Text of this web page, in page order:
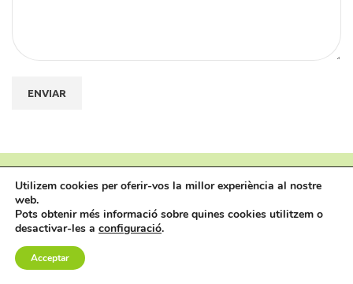
Utilizem cookies per oferir-vos la millor experiència al nostre
web.
Pots obtenir més informació sobre quines cookies utilitzem o
desactivar-les a configuració.
Acceptar